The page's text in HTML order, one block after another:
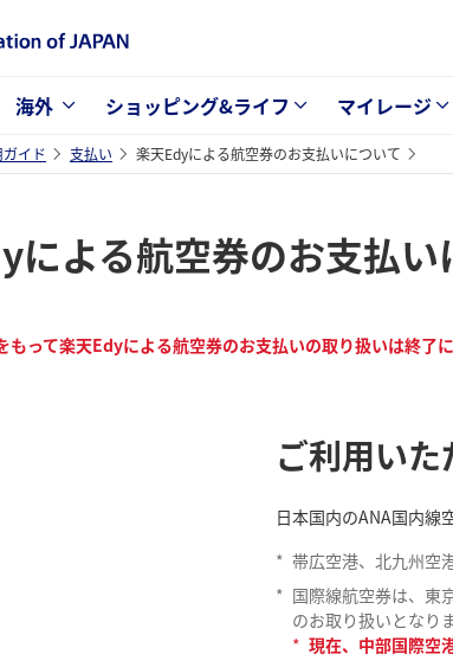
海外 ショッピング&ライフ マイレージ
イド 支払い 楽天Edyによる航空券のお支払いについて
による航空券のお支払い
もって楽天Edyによる航空券のお支払いの取り扱いは終了
ご利用い
日本国内のANA国内線
* 帯広空港、北九州空
* 国際線航空券は、東
のお取り扱いとなりま
* 現在、中部国際空